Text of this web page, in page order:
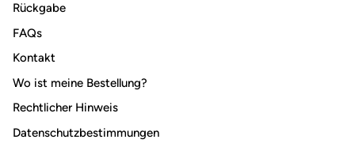
Rückgabe
FAQs
Kontakt
Wo ist meine Bestellung?
Rechtlicher Hinweis
Datenschutzbestimmungen
Angeboten auf Ihre Mailingliste.